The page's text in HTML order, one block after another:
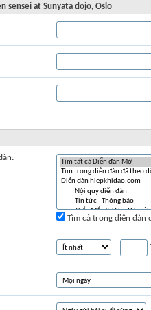
sensei at Sunyata dojo, Oslo
Tìm cả trong diễn đàn